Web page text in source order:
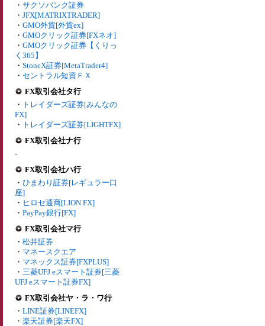
・ サクソバンク証券
・ JFX[MATRIXTRADER]
・ GMO外貨[外貨ex]
・ GMOクリック証券[FXネオ]
・ GMOクリック証券【くりっ
く365】
・ StoneX証券[MetaTrader4]
・ セントラル短資ＦＸ
FX取引会社タ行
・ トレイダーズ証券[みんなの
FX]
・ トレイダーズ証券[LIGHTFX]
FX取引会社ナ行
-
FX取引会社ハ行
・ ひまわり証券[レギュラー口
座]
・ ヒロセ通商[LION FX]
・ PayPay銀行[FX]
FX取引会社マ行
・ 松井証券
・ マネースクエア
・ マネックス証券[FXPLUS]
・ 三菱UFJ eスマート証券[三菱
UFJ eスマート証券FX]
FX取引会社ヤ・ラ・ワ行
・ LINE証券[LINEFX]
・ 楽天証券[楽天FX]